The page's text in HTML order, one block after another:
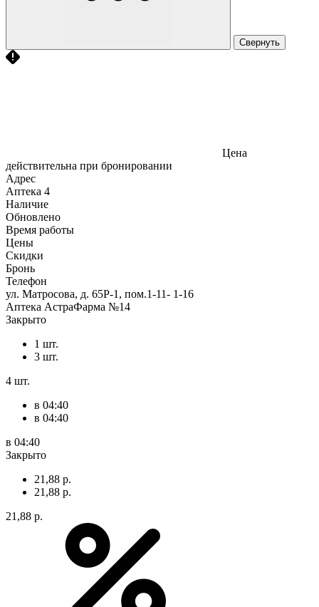
Свернуть
Цена
действительна при бронировании
Адрес
Аптека 4
Наличие
Обновлено
Время работы
Цены
Скидки
Бронь
Телефон
ул. Матросова, д. 65Р-1, пом.1-11- 1-16
Аптека АстраФарма №14
Закрыто
1 шт.
3 шт.
4 шт.
в 04:40
в 04:40
в 04:40
Закрыто
21,88 р.
21,88 р.
21,88 р.